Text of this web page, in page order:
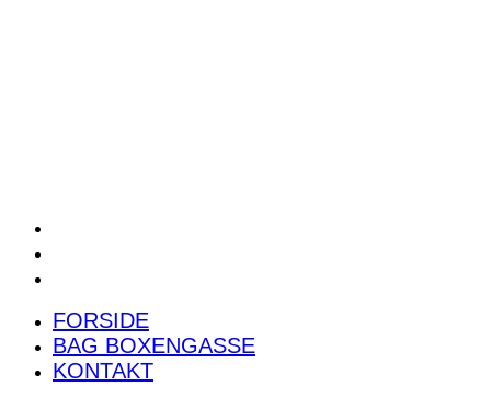
FORSIDE
BAG BOXENGASSE
KONTAKT